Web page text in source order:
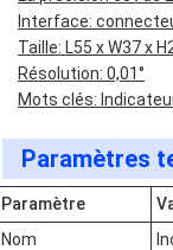
Interface:
Taille: L55 x W37 x
Résolution: 0,01°
Mots clés:
Paramètres
Paramètre
Nom